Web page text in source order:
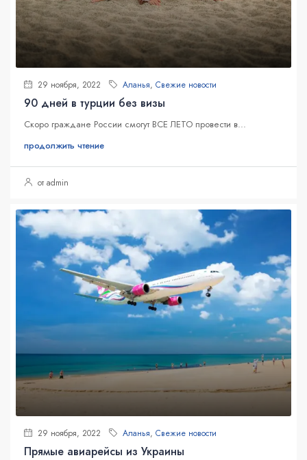
29 ноября, 2022 Аланья, Свежие новости
90 дней в турции без визы
Скоро граждане России смогут ВСЕ ЛЕТО провести в...
продолжить чтение
от admin
29 ноября, 2022 Аланья, Свежие новости
Прямые авиарейсы из Украины